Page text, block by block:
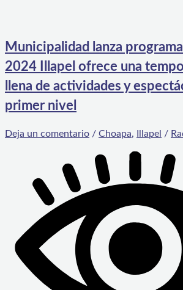
Municipalidad lanza
2024 Illapel ofrece una
llena de actividades y
primer nivel
Deja un comentario / Choapa, Illapel /